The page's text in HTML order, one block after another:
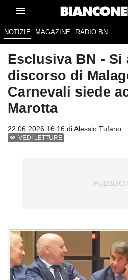
NOTIZIE MAGAZINE RADIO BN
Esclusiva BN - Si
discorso di
Carnevali siede
Marotta
22.06.2026 16:16 diAlessio Tufano
VEDI LETTURE